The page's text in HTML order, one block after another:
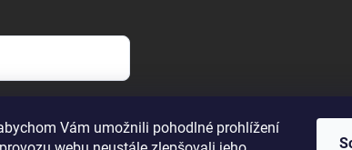
Vám umožnili pohodlné prohlížení